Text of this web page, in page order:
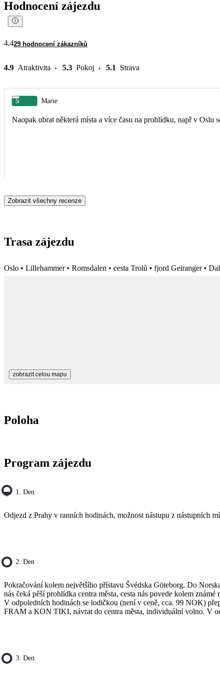
Hodnocení zájezdu
4.429 hodnocení zákazníků
4.9 Atraktivita 5.3 Pokoj 5.1 Strava
5 Marie
Zobrazit všechny recenze
Trasa zájezdu
Oslo • Lillehammer • Romsdalen • cesta Trolů • fjord Geiranger •
zobrazit celou mapu
Poloha
Program zájezdu
1. Den
Odjezd z Prahy v ranních hodinách, možnost nástupu z nástupních
2. Den
Pokračování kolem největšího přístavu Švédska Göteborg. Do
nás čeká pěší prohlídka centra města, cesta nás povede kolem
V odpoledních hodinách se lodičkou (není v ceně, cca. 99 NOK)
FRAM a KON TIKI, návrat do centra města, individuální volno. V
3. Den